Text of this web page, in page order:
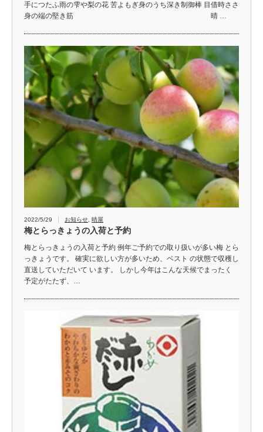
手につたふ雨の雫や梨の花 苦よもぎ身のうち深き制御棒 目借時ささ
身の端の堅き筋 晴 …
2022/5/29 お知らせ 晴屋
梅とらっきょうの入荷と予約
梅とらっきょうの入荷と予約 例年ご予約での取り扱いが多い梅 とら
っきょうです。 確実に欲しい方が多いため、ベスト の状態で収穫し
直送していただいて います。 しかし今年はこんな天候でまったく
予定がたたず、…